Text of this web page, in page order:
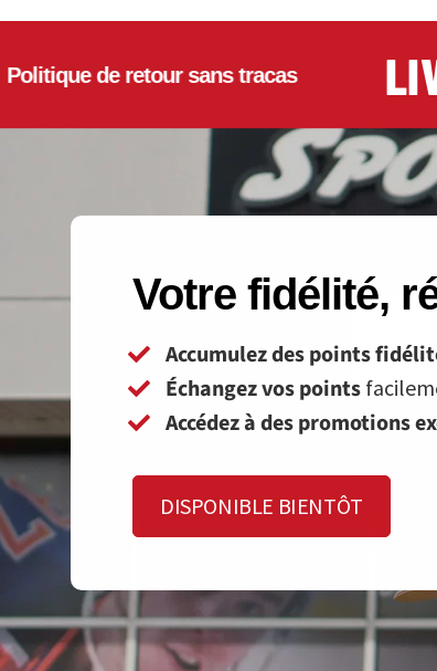
de retour sans tracas
Votre fidélité,
Accumulez des points
Échangez vos points
Accédez à des promotions
DISPONIBLE BIENTÔT